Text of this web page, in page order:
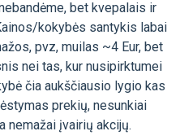
bet kvepalais ir
kokybės santykis labai
pvz, muilas ~4 Eur, bet
nei tas, kur nusipirktumei
čia aukščiausio lygio kas
prekių, nesunkiai
nemažai įvairių akcijų.